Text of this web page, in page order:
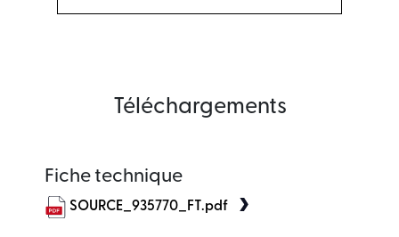
Téléchargements
Fiche technique
SOURCE_935770_FT.pdf